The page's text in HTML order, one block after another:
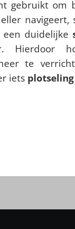
gebruikt om
duidelijke
Hierdoor
te
iets plotseling